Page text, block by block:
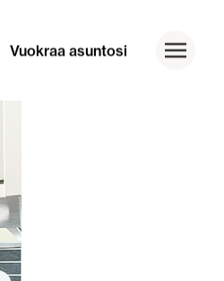
Vuokraa asuntosi
Toggle